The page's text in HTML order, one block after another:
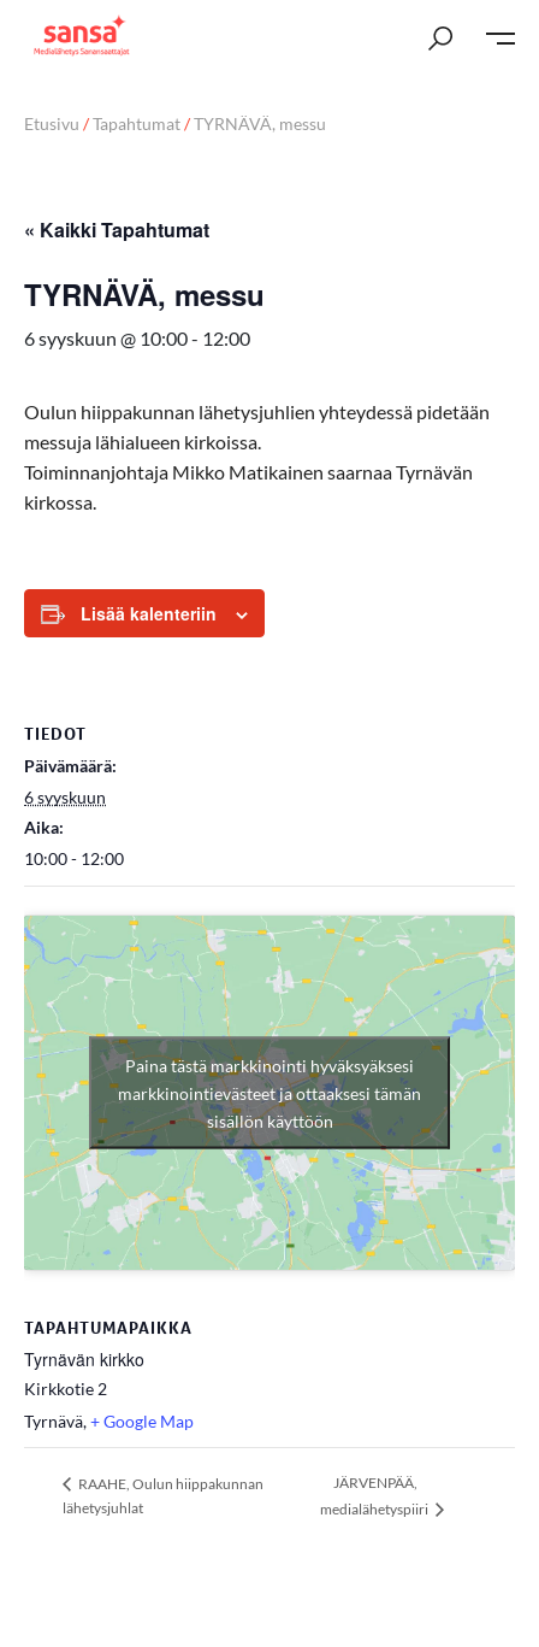
Etusivu /Tapahtumat/TYRNÄVÄ, messu
« Kaikki Tapahtumat
TYRNÄVÄ, messu
6 syyskuun @ 10:00- 12:00
Oulun hiippakunnan lähetysjuhlien yhteydessä pidetään
messuja lähialueen kirkoissa.
Toiminnanjohtaja Mikko Matikainen saarnaa Tyrnävän
kirkossa.
Lisää kalenteriin
TIEDOT
Päivämäärä:
6 syyskuun
Aika:
10:00 - 12:00
TAPAHTUMAPAIKKA
Tyrnävän kirkko
Kirkkotie 2
Tyrnävä,+ Google Map
Paina tästä markkinointi hyväksyäksesi
markkinointievästeet ja ottaaksesi tämän
sisällön käyttöön
RAAHE, Oulun hiippakunnan
lähetysjuhlat
JÄRVENPÄÄ,
medialähetyspiiri